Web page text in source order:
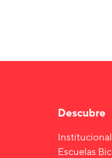
Descubre
Institucional
Escuelas